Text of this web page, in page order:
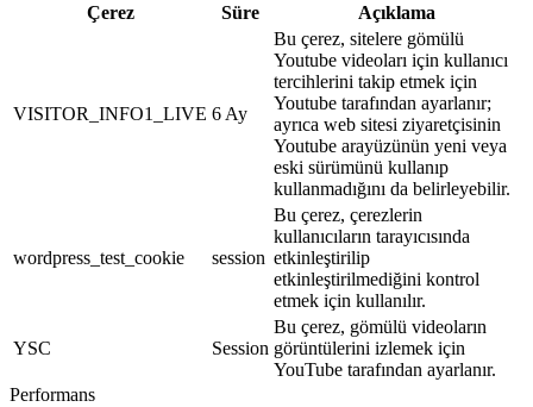
Çerez
Süre Açıklama
VISITOR_INFO1_LIVE 6 Ay
Bu çerez, sitelere gömülü
Youtube videoları için kullanıcı
tercihlerini takip etmek için
Youtube tarafından ayarlanır;
ayrıca web sitesi ziyaretçisinin
Youtube arayüzünün yeni veya
eski sürümünü kullanıp
kullanmadığını da belirleyebilir.
wordpress_test_cookie session
Bu çerez, çerezlerin
kullanıcıların tarayıcısında
etkinleştirilip
etkinleştirilmediğini kontrol
etmek için kullanılır.
YSC Session
Bu çerez, gömülü videoların
görüntülerini izlemek için
YouTube tarafından ayarlanır.
Performans